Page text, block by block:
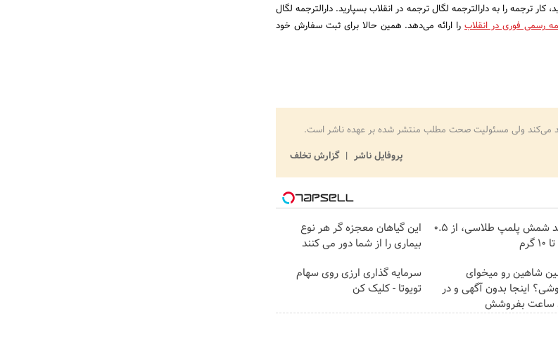
ترجمه را به دارالترجمه لگال ترجمه در انقلاب بسپارید. دارالترجمه لگال
رسمی فوری در انقلابرا ارائه می‌دهد. همین حالا برای ثبت سفارش خود
می‌کند ولی مسئولیت صحت مطلب منتشر شده بر عهده ناشر است.
پروفایل ناشر
گزارش تخلف
خرید شمش پلمپ طلاسی، از ۰.۵
این گیاهان معجزه گر هر نوع
بیماری را از شما دور می کنند
شاهین رو میخوای
اینجا بدون آگهی و در
ساعت بفروشش
سرمایه گذاری ارزی روی سهام
تویوتا - کلیک کن